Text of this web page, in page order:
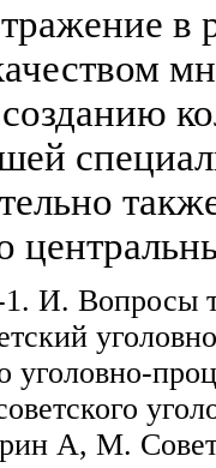
в
И. Вопросы
уголовно-
А, М.